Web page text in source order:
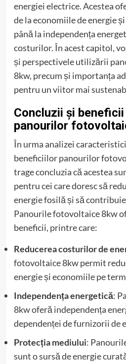
energiei electrice. Acestea
de la economiile de energie
până la independența
costurilor. În acest capitol,
și perspectivele utilizării
8kw, precum și importanța
pentru un viitor mai
Concluzii și
panourilor
În urma analizei
beneficiilor panourilor
trage concluzia că acestea
pentru cei care doresc să
energie fosilă și să
Panourile fotovoltaice 8kw
beneficii, printre care:
Reducerea costurilor de
fotovoltaice 8kw permit
energie și economiile pe
Independența energetică:
8kw oferă independența
dependenței de furnizorii de
Protecția mediului:
sunt o sursă de energie